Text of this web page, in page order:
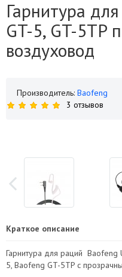
Гарнитура
GT-5, GT-5TP
воздуховод
Производитель: Baofeng
3 отзывов
Краткое описание
Гарнитура для раций Baofeng
5, Baofeng GT-5TP с